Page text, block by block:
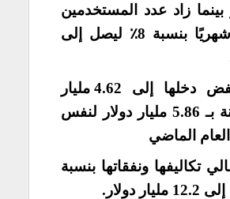
بينما زاد عدد المستخدمين
النشطين شهريًا بنسبة 8٪ ليصل إلى
فقد انخفض دخلها إلى 4.62 مليار
دولار مقارنة بـ 5.86 مليار دولار لنفس
الماضي
تكاليفها ونفقاتها بنسبة